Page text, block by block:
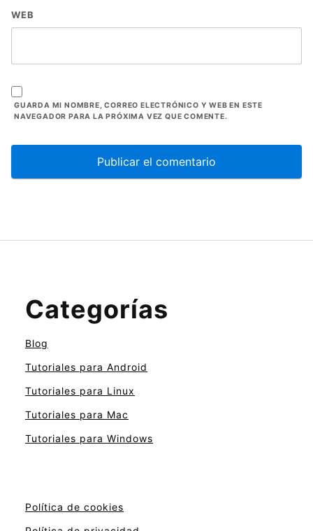
WEB
GUARDA MI NOMBRE, CORREO ELECTRÓNICO Y WEB EN ESTE
NAVEGADOR PARA LA PRÓXIMA VEZ QUE COMENTE.
Categorías
Blog
Tutoriales para Android
Tutoriales para Linux
Tutoriales para Mac
Tutoriales para Windows
Política de cookies